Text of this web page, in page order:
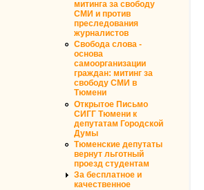
митинга за свободу
СМИ и против
преследования
журналистов
Свобода слова -
основа
самоорганизации
граждан: митинг за
свободу СМИ в
Тюмени
Открытое Письмо
СИГГ Тюмени к
депутатам Городской
Думы
Тюменские депутаты
вернут льготный
проезд студентам
За бесплатное и
качественное